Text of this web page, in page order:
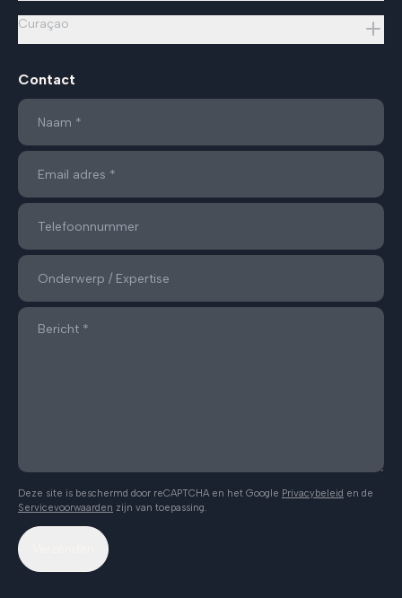
Curaçao
Contact
Deze site is beschermd door reCAPTCHA en het Google Privacybeleid en de
Servicevoorwaarden zijn van toepassing.